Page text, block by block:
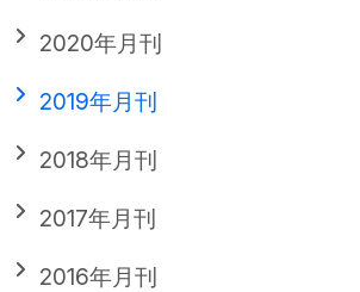
2020年月刊
2019年月刊
2018年月刊
2017年月刊
2016年月刊